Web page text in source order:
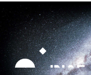
Strumenti
personali
Salta
contenuti.
|
Salta